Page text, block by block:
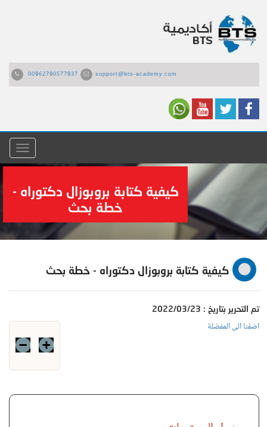
00962790577937 support@bts-academy.com
القائمة
كيفية كتابة بروبوزال دكتوراه -
خطة بحث
كيفية كتابة بروبوزال دكتوراه - خطة بحث
تم التحرير بتاريخ : 2022/03/23
اضفنا الى المفضلة